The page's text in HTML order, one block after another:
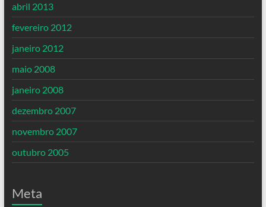
abril 2013
fevereiro 2012
janeiro 2012
maio 2008
janeiro 2008
dezembro 2007
novembro 2007
outubro 2005
Meta